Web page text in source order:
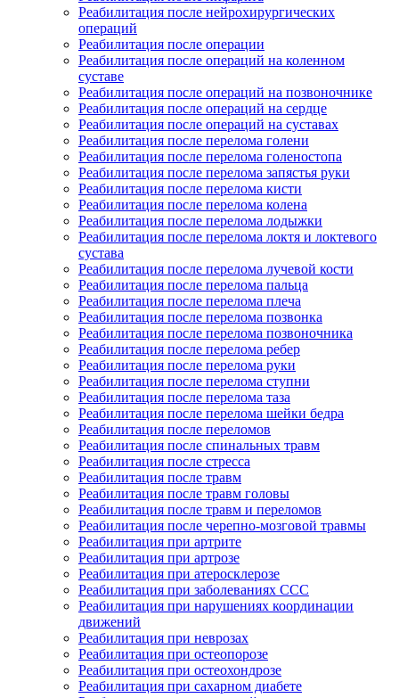
Реабилитация после нейрохирургических
операций
Реабилитация после операции
Реабилитация после операций на коленном
суставе
Реабилитация после операций на позвоночнике
Реабилитация после операций на сердце
Реабилитация после операций на суставах
Реабилитация после перелома голени
Реабилитация после перелома голеностопа
Реабилитация после перелома запястья руки
Реабилитация после перелома кисти
Реабилитация после перелома колена
Реабилитация после перелома лодыжки
Реабилитация после перелома локтя и локтевого
сустава
Реабилитация после перелома лучевой кости
Реабилитация после перелома пальца
Реабилитация после перелома плеча
Реабилитация после перелома позвонка
Реабилитация после перелома позвоночника
Реабилитация после перелома ребер
Реабилитация после перелома руки
Реабилитация после перелома ступни
Реабилитация после перелома таза
Реабилитация после перелома шейки бедра
Реабилитация после переломов
Реабилитация после спинальных травм
Реабилитация после стресса
Реабилитация после травм
Реабилитация после травм головы
Реабилитация после травм и переломов
Реабилитация после черепно-мозговой травмы
Реабилитация при артрите
Реабилитация при артрозе
Реабилитация при атеросклерозе
Реабилитация при заболеваниях ССС
Реабилитация при нарушениях координации
движений
Реабилитация при неврозах
Реабилитация при остеопорозе
Реабилитация при остеохондрозе
Реабилитация при сахарном диабете